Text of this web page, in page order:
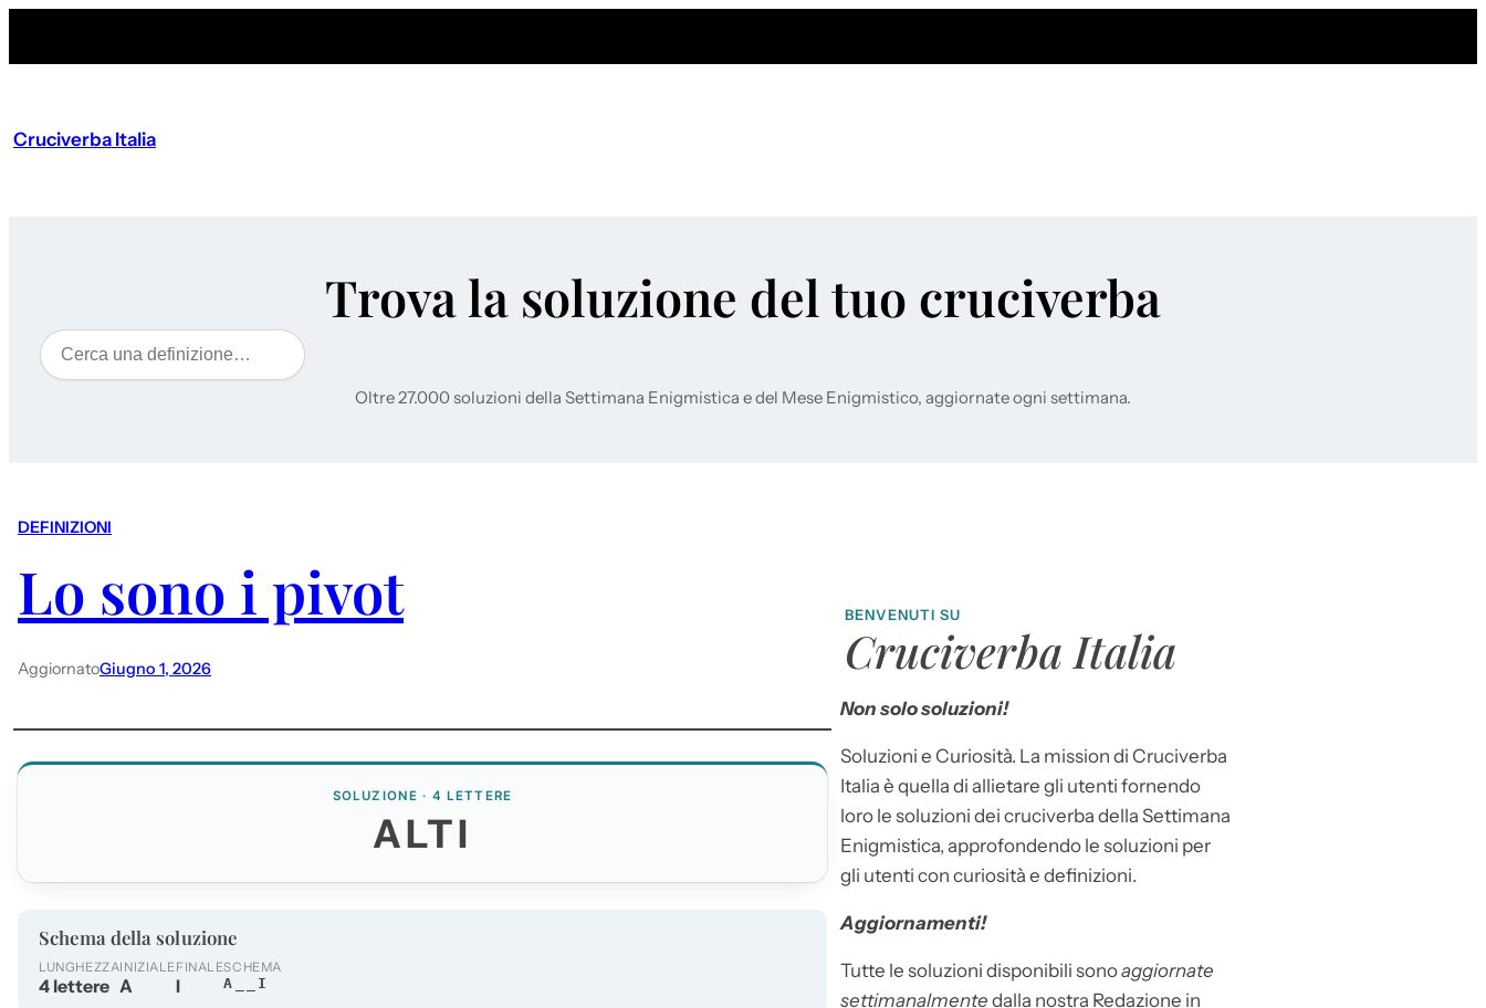
Cruciverba Italia
Trova la soluzione del tuo cruciverba
Cerca
Oltre 27.000 soluzioni della Settimana Enigmistica e del Mese Enigmistico, aggiornate ogni settimana.
DEFINIZIONI
Lo sono i pivot
AggiornatoGiugno 1, 2026
SOLUZIONE · 4 LETTERE
ALTI
Schema della soluzione
LUNGHEZZA
4 lettere
INIZIALE
A
FINALE
I
SCHEMA
A__I
BENVENUTI SU
Cruciverba Italia
Non solo soluzioni!
Soluzioni e Curiosità. La mission di Cruciverba
Italia è quella di allietare gli utenti fornendo
loro le soluzioni dei cruciverba della Settimana
Enigmistica, approfondendo le soluzioni per
gli utenti con curiosità e definizioni.
Aggiornamenti!
Tutte le soluzioni disponibili sonoaggiornate
settimanalmente dalla nostra Redazione in